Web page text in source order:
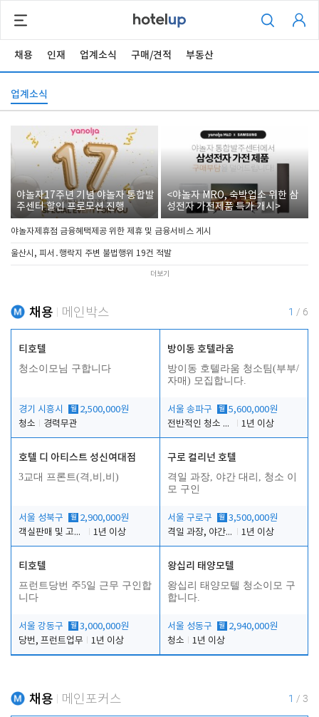
채용 인재 업계소식 구매/견적 부동산
업계소식
야놀자17주년 기념 야놀자 통합발
주센터 할인 프로모션 진행
<야놀자 MRO, 숙박업소 위한 삼
성전자 가전제품 특가 개시>
야놀자제휴점 금융혜택제공 위한 제휴 및 금융서비스 게시
울산시, 피서․행락지 주변 불법행위 19건 적발
더보기
채용 메인박스 1 / 6
티호텔
청소이모님 구합니다
경기 시흥시 월 2,500,000원
청소
경력무관
방이동 호텔라움
방이동 호텔라움 청소팀(부부/
자매) 모집합니다.
서울 송파구 월 5,600,000원
전반적인 청소 업무(객실청소.객실정리)
1년 이상
호텔 디 아티스트 성신여대점
3교대 프론트(격,비,비)
서울 성북구 월 2,900,000원
객실판매 및 고객응대
1년 이상
구로 컬리넌 호텔
격일 과장, 야간 대리, 청소 이
모 구인
서울 구로구 월 3,500,000원
격일 과장, 야간 대리, 청소 이모
1년 이상
티호텔
프런트당번 주5일 근무 구인합
니다
서울 강동구 월 3,000,000원
당번, 프런트업무
1년 이상
왕십리 태양모텔
왕십리 태양모텔 청소이모 구
합니다.
서울 성동구 월 2,940,000원
청소
1년 이상
채용 메인포커스 1 / 3